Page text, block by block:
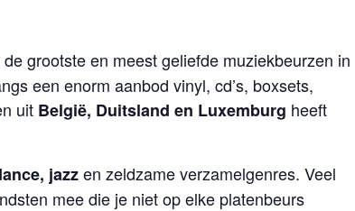
grootste en meest geliefde muziekbeurzen in
een enorm aanbod vinyl, cd’s, boxsets,
uit België, Duitsland en Luxemburg heeft
jazzen zeldzame verzamelgenres. Veel
mee die je niet op elke platenbeurs